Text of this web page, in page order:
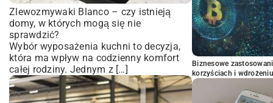
Zlewozmywaki Blanco – czy istnieją
domy, w których mogą się nie
sprawdzić?
Wybór wyposażenia kuchni to decyzja,
która ma wpływ na codzienny komfort
całej rodziny. Jednym z […]
Biznesowe
korzyściach i wdrożeniu